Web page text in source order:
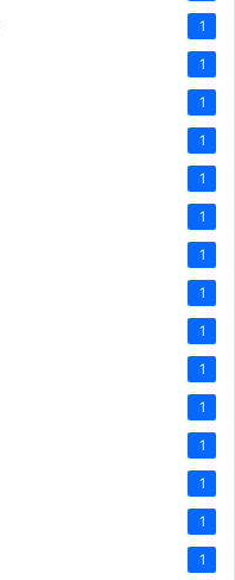
1
1
1
1
1
1
1
1
1
1
1
1
1
1
1